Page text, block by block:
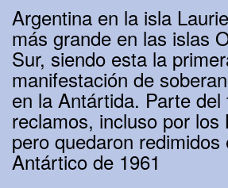
Argentina en la isla
más grande en las islas
Sur, siendo esta la
manifestación de
en la Antártida. Parte
reclamos, incluso por los
pero quedaron redimidos
Antártico de 1961